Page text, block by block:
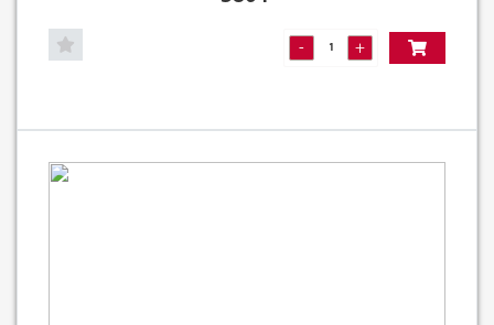
- +